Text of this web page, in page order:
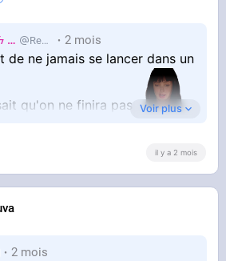
🍃 RealJackie 2 mois
de ne jamais se lancer dans un
qu'on ne finira pas
pour tout empirer
Voir plus
il y a 2 mois
2 mois